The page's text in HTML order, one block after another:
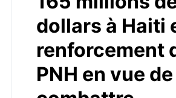
dollars à Haiti
renforcement
PNH en vue de